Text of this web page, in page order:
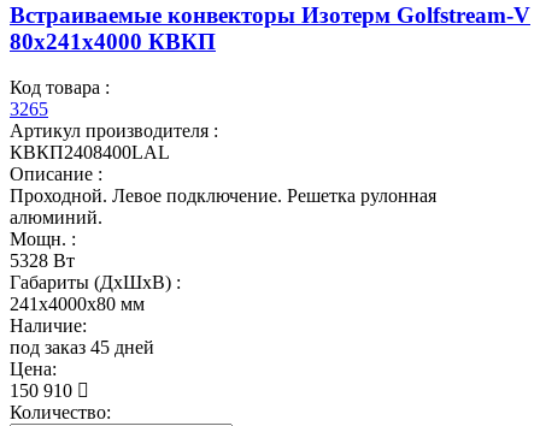
Встраиваемые конвекторы Изотерм Golfstream-V
80x241x4000 КВКП
Код товара :
3265
Артикул производителя :
КВКП2408400LAL
Описание :
Проходной. Левое подключение. Решетка рулонная
алюминий.
Мощн. :
5328 Вт
Габариты (ДхШхВ) :
241x4000x80 мм
Наличие:
под заказ 45 дней
Цена:
150 910
Количество: